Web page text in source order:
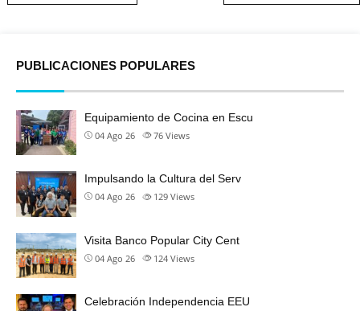
PUBLICACIONES POPULARES
Equipamiento de Cocina en Escu
04 Ago 26 76 Views
Impulsando la Cultura del Serv
04 Ago 26 129 Views
Visita Banco Popular City Cent
04 Ago 26 124 Views
Celebración Independencia EEU